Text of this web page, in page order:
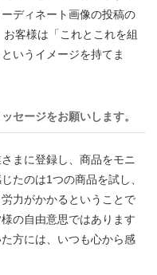
ディネート画像の投稿の
客様は「これとこれを組
いうイメージを持てま
セージをお願いします。
まに登録し、商品をモニ
たのは1つの商品を試し、
力がかかるということで
の自由意思ではあります
方には、いつも心から感